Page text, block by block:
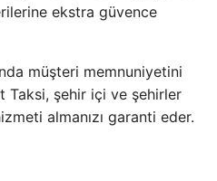
ekstra güvence
müşteri memnuniyetini
Taksi, şehir içi ve şehirler
almanızı garanti eder.